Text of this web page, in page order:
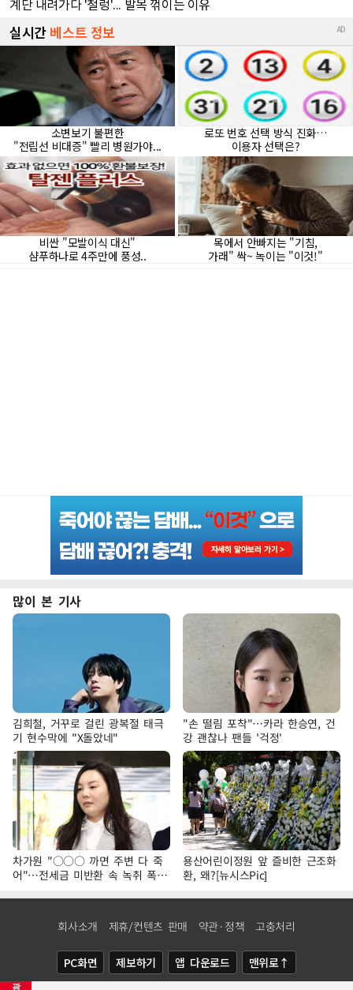
광
많이 본 기사
김희철, 거꾸로 걸린 광복절 태극
기 현수막에 "X돌았네"
"손 떨림 포착"…카라 한승연, 건
강 괜찮나 팬들 '걱정'
차가원 "○○○ 까면 주변 다 죽
어"…전세금 미반환 속 녹취 폭로
파장
용산어린이정원 앞 즐비한 근조화
환, 왜?[뉴시스Pic]
회사소개 제휴/컨텐츠 판매 약관·정책 고충처리
PC화면 제보하기 앱 다운로드 맨위로↑